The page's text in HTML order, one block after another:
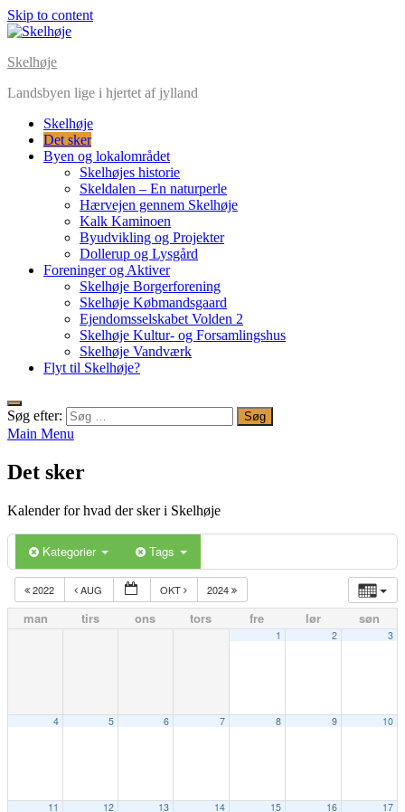
Skip to content
Skelhøje
Landsbyen lige i hjertet af jylland
Skelhøje
Det sker
Byen og lokalområdet
Skelhøjes historie
Skeldalen – En naturperle
Hærvejen gennem Skelhøje
Kalk Kaminoen
Byudvikling og Projekter
Dollerup og Lysgård
Foreninger og Aktiver
Skelhøje Borgerforening
Skelhøje Købmandsgaard
Ejendomsselskabet Volden 2
Skelhøje Kultur- og Forsamlingshus
Skelhøje Vandværk
Flyt til Skelhøje?
Søg efter:
Main Menu
Det sker
Kalender for hvad der sker i Skelhøje
Kategorier Tags
2022 AUG OKT 2024
man tirs ons tors fre lør søn
1 2 3
4 5 6 7 8 9 10
11 12 13 14 15 16 17